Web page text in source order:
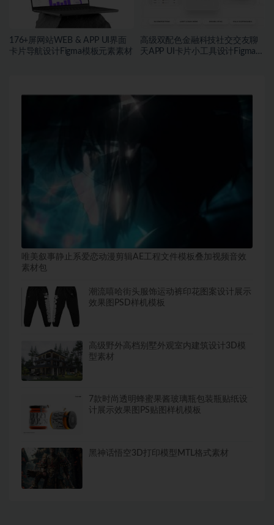
176+屏网站WEB & APP UI界面
卡片导航设计Figma模板元素素材
高级双配色金融科技社交交友聊
天APP UI卡片小工具设计Figma格
唯美叙事静止系爱恋动漫剪辑AE工程文件模板叠加视频音效
素材包
潮流嘻哈街头服饰运动裤印花图案设计展示
效果图PSD样机模板
高级野外高档别墅外观室内建筑设计3D模
型素材
7款时尚透明蜂蜜果酱玻璃瓶包装瓶贴纸设
计展示效果图PS贴图样机模板
黑神话悟空3D打印模型MTL格式素材